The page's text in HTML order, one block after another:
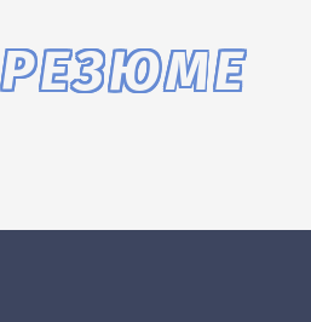
РЕЗЮМЕ